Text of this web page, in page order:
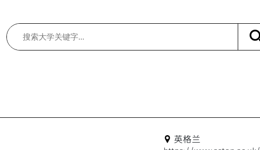
英格兰